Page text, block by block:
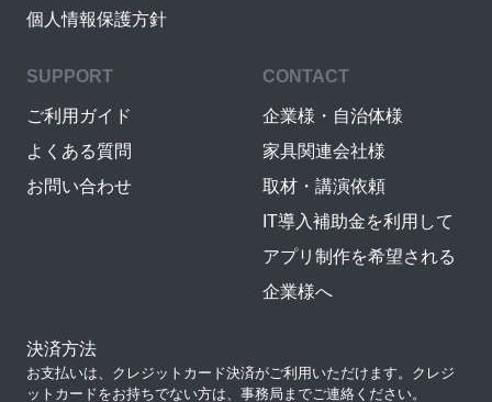
個人情報保護方針
SUPPORT
ご利用ガイド
よくある質問
お問い合わせ
CONTACT
企業様・自治体様
家具関連会社様
取材・講演依頼
IT導入補助金を利用して
アプリ制作を希望される
企業様へ
決済方法
お支払いは、クレジットカード決済がご利用いただけます。クレジ
ットカードをお持ちでない方は、事務局までご連絡ください。